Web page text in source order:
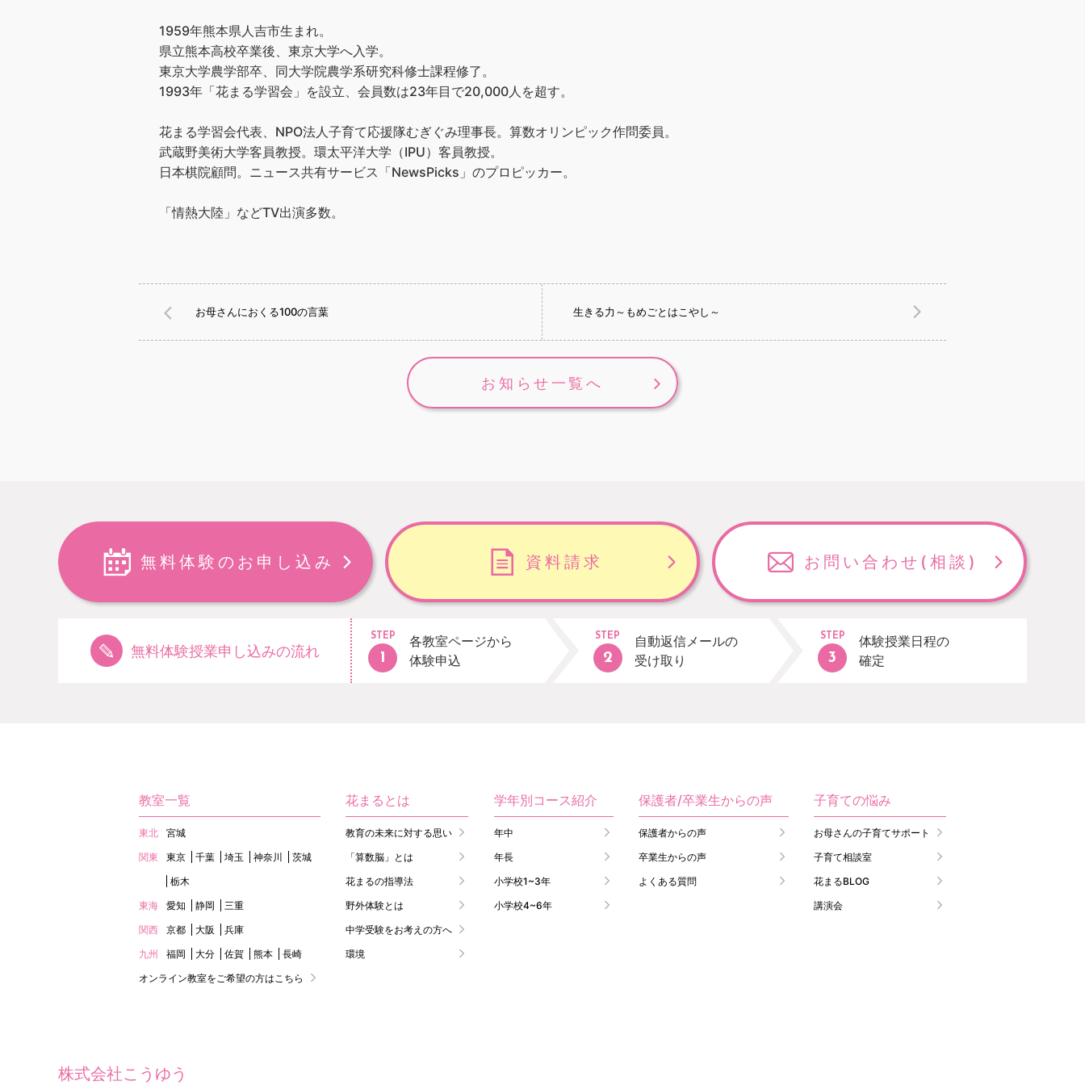
1959年熊本県人吉市生まれ。
県立熊本高校卒業後、東京大学へ入学。
東京大学農学部卒、同大学院農学系研究科修士課程修了。
1993年「花まる学習会」を設立、会員数は23年目で20,000人を超す。
花まる学習会代表、NPO法人子育て応援隊むぎぐみ理事長。算数オリンピック作問委員。
武蔵野美術大学客員教授。環太平洋大学（IPU）客員教授。
日本棋院顧問。ニュース共有サービス「NewsPicks」のプロピッカー。
「情熱大陸」などTV出演多数。
お母さんにおくる100の言葉 生きる力～もめごとはこやし～
お知らせ一覧へ
無料体験のお申し込み 資料請求 お問い合わせ (相談)
無料体験授業申し込みの流れ
STEP
各教室ページから
体験申込
STEP
自動返信メールの
受け取り
STEP
体験授業日程の
確定
教室一覧
東北
宮城
関東
東京 千葉 埼玉 神奈川
茨城
栃木
東海
愛知 静岡
三重
関西
京都 大阪
兵庫
九州
福岡 大分 佐賀 熊本
長崎
オンライン教室をご希望の方はこちら
花まるとは
教育の未来に対する思い
「算数脳」とは
花まるの指導法
野外体験とは
中学受験をお考えの方へ
環境
学年別コース紹介
年中
年長
小学校1~3年
小学校4~6年
保護者/卒業生からの声
保護者からの声
卒業生からの声
よくある質問
子育ての悩み
お母さんの子育てサポート
子育て相談室
花まるBLOG
講演会
株式会社こうゆう